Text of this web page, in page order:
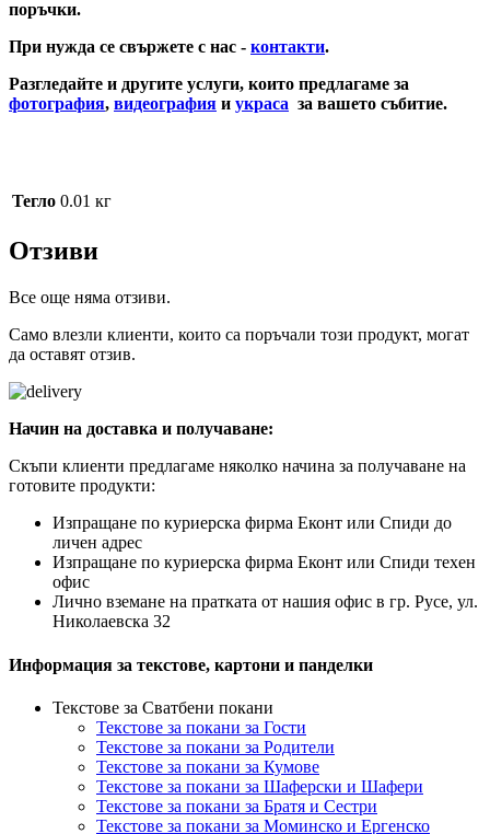
поръчки.
При нужда се свържете с нас - контакти.
Разгледайте и другите услуги, които предлагаме за
фотография, видеография и украса за вашето събитие.
Тегло 0.01 кг
Отзиви
Все още няма отзиви.
Само влезли клиенти, които са поръчали този продукт, могат
да оставят отзив.
Начин на доставка и получаване:
Скъпи клиенти предлагаме няколко начина за получаване на
готовите продукти:
Изпращане по куриерска фирма Еконт или Спиди до
личен адрес
Изпращане по куриерска фирма Еконт или Спиди техен
офис
Лично вземане на пратката от нашия офис в гр. Русе, ул.
Николаевска 32
Информация за текстове, картони и панделки
Текстове за Сватбени покани
Текстове за покани за Гости
Текстове за покани за Родители
Текстове за покани за Кумове
Текстове за покани за Шаферски и Шафери
Текстове за покани за Братя и Сестри
Текстове за покани за Моминско и Ергенско